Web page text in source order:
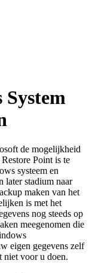
de mogelijkheid
Point is te
systeem en
later stadium naar
maken van het
is met het
nog steeds op
meegenomen die
eigen gegevens zelf
niet voor u doen.